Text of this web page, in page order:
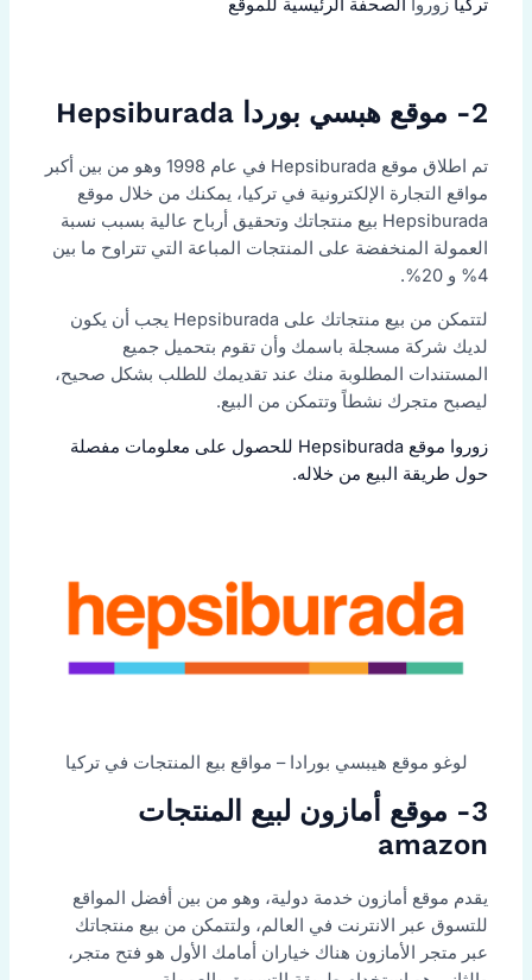
تركيا زوروا الصحفة الرئيسية للموقع
2- موقع هبسي بوردا Hepsiburada
تم اطلاق موقع Hepsiburada في عام 1998 وهو من بين أكبر
مواقع التجارة الإلكترونية في تركيا، يمكنك من خلال موقع
Hepsiburada بيع منتجاتك وتحقيق أرباح عالية بسبب نسبة
العمولة المنخفضة على المنتجات المباعة التي تتراوح ما بين
4% و 20%.
لتتمكن من بيع منتجاتك على Hepsiburada يجب أن يكون
لديك شركة مسجلة باسمك وأن تقوم بتحميل جميع
المستندات المطلوبة منك عند تقديمك للطلب بشكل صحيح،
ليصبح متجرك نشطاً وتتمكن من البيع.
زوروا موقع Hepsiburada للحصول على معلومات مفصلة
حول طريقة البيع من خلاله.
لوغو موقع هيبسي بورادا – مواقع بيع المنتجات في تركيا
3- موقع أمازون لبيع المنتجات
amazon
يقدم موقع أمازون خدمة دولية، وهو من بين أفضل المواقع
للتسوق عبر الانترنت في العالم، ولتتمكن من بيع منتجاتك
عبر متجر الأمازون هناك خياران أمامك الأول هو فتح متجر،